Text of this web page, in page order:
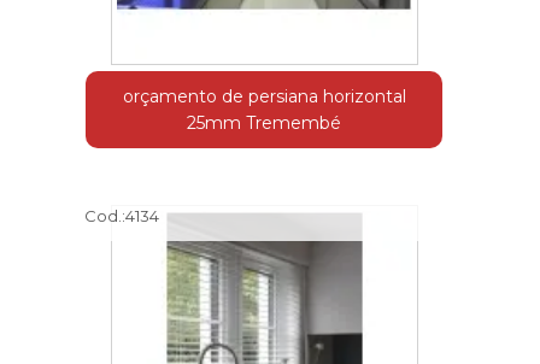
orçamento de persiana horizontal
25mm Tremembé
Cod.:4134